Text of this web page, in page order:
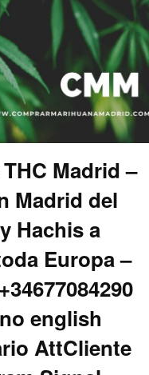
Madrid –
Madrid del
Hachis a
Europa –
english
AttCliente